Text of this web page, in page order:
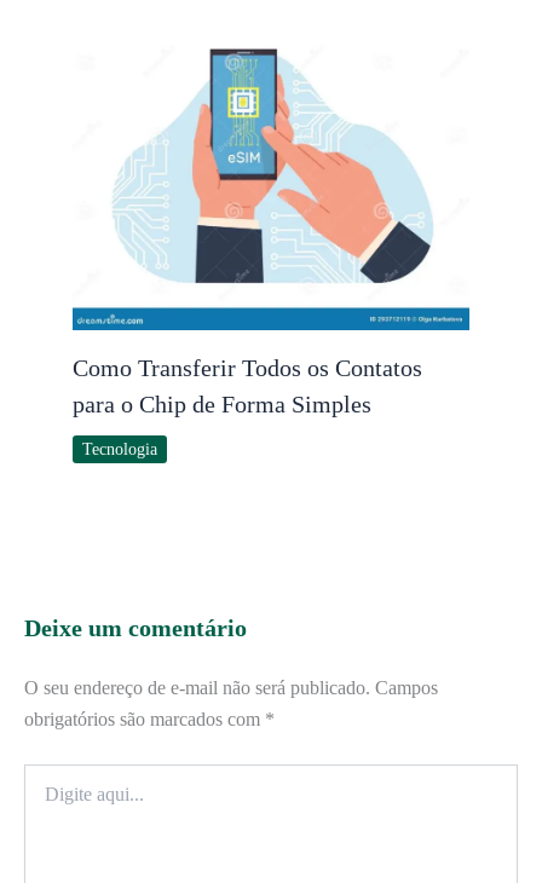
Como Transferir Todos os Contatos
para o Chip de Forma Simples
Tecnologia
Deixe um comentário
O seu endereço de e-mail não será publicado. Campos
obrigatórios são marcados com *
aqui...